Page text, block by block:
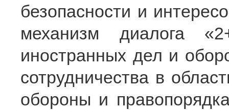
безопасности и
механизм диалога
иностранных дел и
сотрудничества в
обороны и